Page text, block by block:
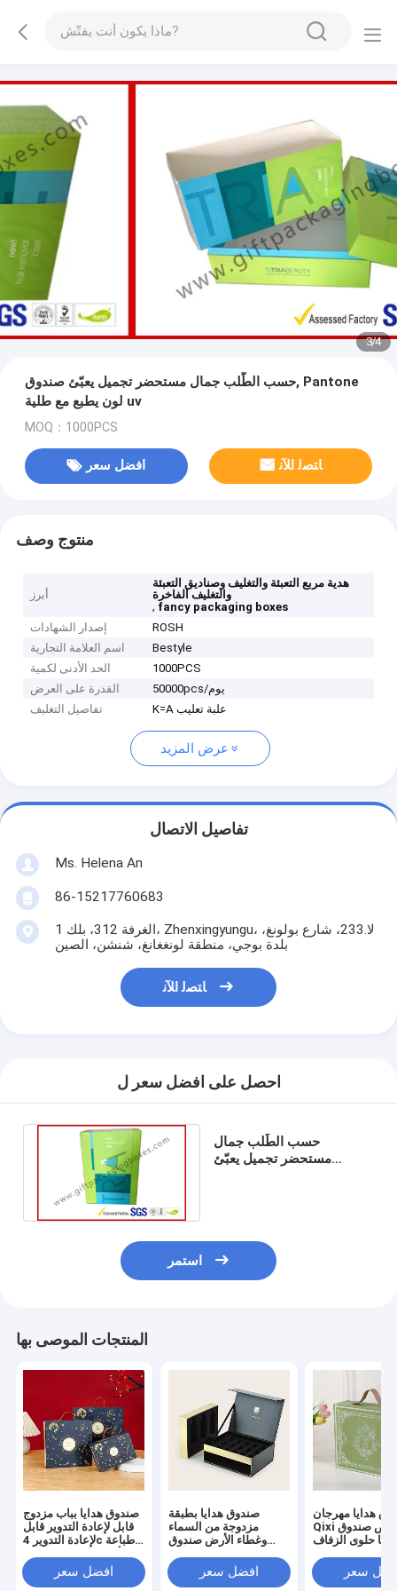
3/4
حسب الطّلب جمال مستحضر تجميل يعبّئ صندوق, Pantone
لون يطبع مع طلية uv
MOQ：1000PCS
افضل سعر ﺎﺘﺼﻟ ﺍﻶﻧ
منتوج وصف
أبرز
هدية مربع التعبئة والتغليف وصناديق التعبئة
والتغليف الفاخرة
, fancy packaging boxes
إصدار الشهادات
ROSH
اسم العلامة التجارية
Bestyle
الحد الأدنى لكمية
1000PCS
القدرة على العرض
50000pcs/يوم
تفاصيل التغليف
K=A علبة تعليب
عرض المزيد
تفاصيل الاتصال
Ms. Helena An
86-15217760683
الغرفة 312، بلك 1، Zhenxingyungu، لا.233، شارع بولونغ،
بلدة بوجي، منطقة لونغغانغ، شنشن، الصين
ﺎﺘﺼﻟ ﺍﻶﻧ
احصل على افضل سعر ل
حسب الطّلب جمال
مستحضر تجميل يعبّئ
استمر
المنتجات الموصى بها
صندوق هدايا بباب مزدوج
قابل لإعادة التدوير قابل
لإعادة التدوير 4c طباعة
فارغ بمقبض فارغ
افضل سعر
صندوق هدايا بطبقة
مزدوجة من السماء
وغطاء الأرض صندوق
افضل سعر
هدايا مهرجان
Qixi مخصص صندوق
حلوى الزفاف
سعر